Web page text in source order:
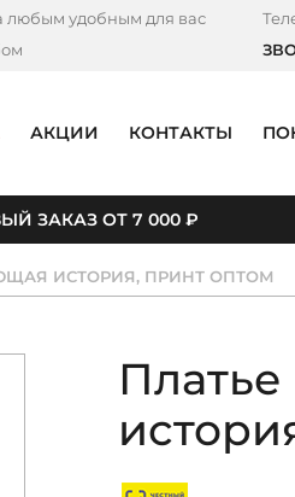
любым удобным для вас
АКЦИИ КОНТАКТЫ
ЗАКАЗ ОТ 7 000 ₽
ИСТОРИЯ, ПРИНТ ОПТОМ